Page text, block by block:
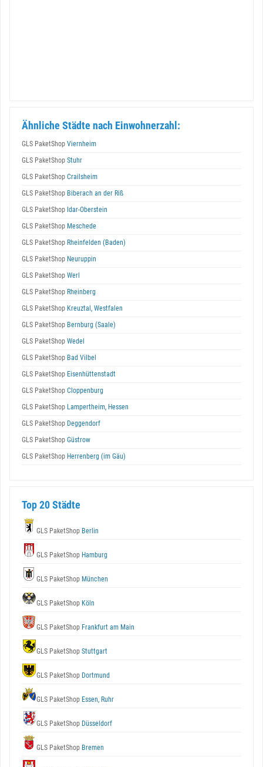
Ähnliche Städte nach Einwohnerzahl:
GLS PaketShop Viernheim
GLS PaketShop Stuhr
GLS PaketShop Crailsheim
GLS PaketShop Biberach an der Riß
GLS PaketShop Idar-Oberstein
GLS PaketShop Meschede
GLS PaketShop Rheinfelden (Baden)
GLS PaketShop Neuruppin
GLS PaketShop Werl
GLS PaketShop Rheinberg
GLS PaketShop Kreuztal, Westfalen
GLS PaketShop Bernburg (Saale)
GLS PaketShop Wedel
GLS PaketShop Bad Vilbel
GLS PaketShop Eisenhüttenstadt
GLS PaketShop Cloppenburg
GLS PaketShop Lampertheim, Hessen
GLS PaketShop Deggendorf
GLS PaketShop Güstrow
GLS PaketShop Herrenberg (im Gäu)
Top 20 Städte
GLS PaketShop Berlin
GLS PaketShop Hamburg
GLS PaketShop München
GLS PaketShop Köln
GLS PaketShop Frankfurt am Main
GLS PaketShop Stuttgart
GLS PaketShop Dortmund
GLS PaketShop Essen, Ruhr
GLS PaketShop Düsseldorf
GLS PaketShop Bremen